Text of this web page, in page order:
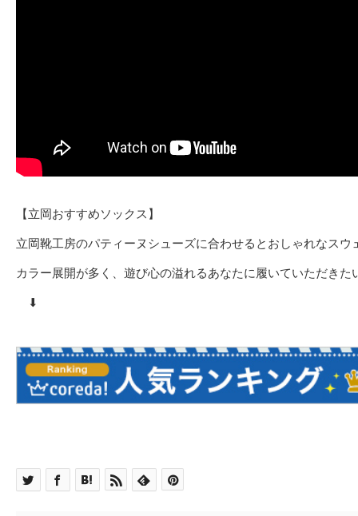
【立岡おすすめソックス】
立岡靴工房のパティーヌシューズに合わせるとおしゃれなス
カラー展開が多く、遊び心の溢れるあなたに履いていただきた
⬇︎